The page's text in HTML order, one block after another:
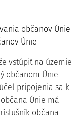
občanov Únie
Únie
vstúpiť na územie
občanom Únie
pripojenia sa k
Únie má
občana